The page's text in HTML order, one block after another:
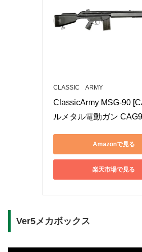
CLASSIC ARMY
ClassicArmy MSG-90
ルメタル電動ガン
Amazonで見る
楽天市場で見る
Ver5メカボックス